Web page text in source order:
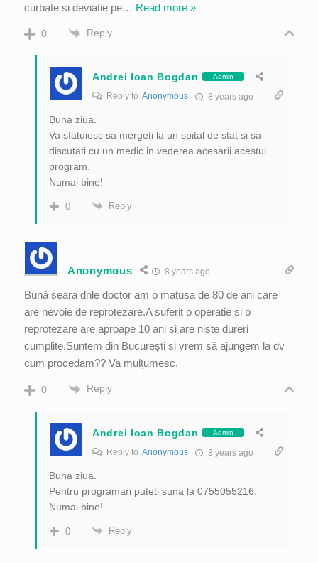
curbate si deviatie pe… Read more »
0 Reply
Andrei Ioan Bogdan Admin
Reply to Anonymous 8 years ago
Buna ziua.
Va sfatuiesc sa mergeti la un spital de stat si sa
discutati cu un medic in vederea acesarii acestui
program.
Numai bine!
0 Reply
Anonymous 8 years ago
Bună seara dnle doctor am o matusa de 80 de ani care
are nevoie de reprotezare.A suferit o operatie si o
reprotezare are aproape 10 ani si are niste dureri
cumplite.Suntem din București si vrem să ajungem la dv
cum procedam?? Va mulțumesc.
0 Reply
Andrei Ioan Bogdan Admin
Reply to Anonymous 8 years ago
Buna ziua.
Pentru programari puteti suna la 0755055216.
Numai bine!
0 Reply